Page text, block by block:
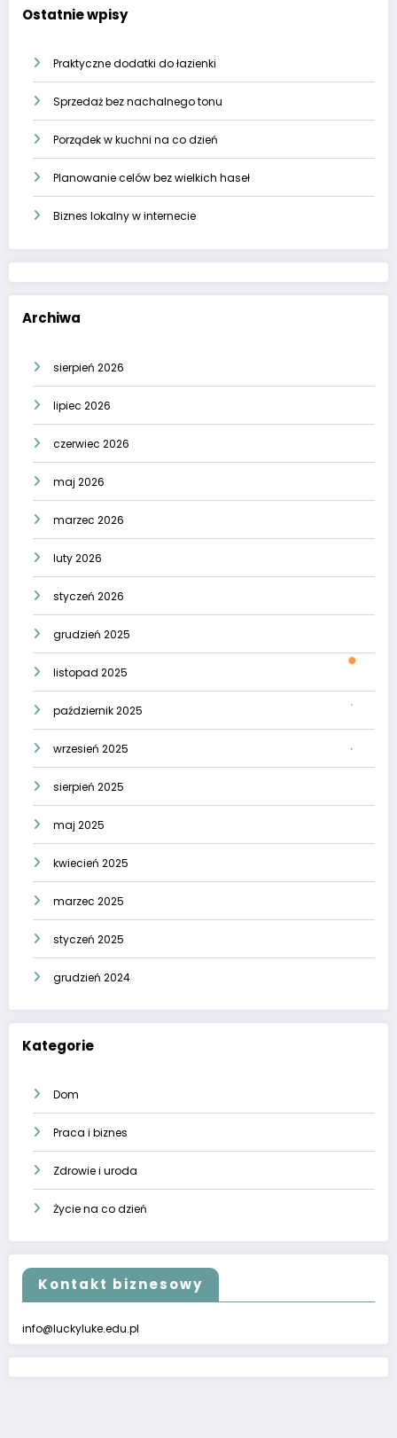
Ostatnie wpisy
Praktyczne dodatki do łazienki
Sprzedaż bez nachalnego tonu
Porządek w kuchni na co dzień
Planowanie celów bez wielkich haseł
Biznes lokalny w internecie
Archiwa
sierpień 2026
lipiec 2026
czerwiec 2026
maj 2026
marzec 2026
luty 2026
styczeń 2026
grudzień 2025
listopad 2025
październik 2025
wrzesień 2025
sierpień 2025
maj 2025
kwiecień 2025
marzec 2025
styczeń 2025
grudzień 2024
Kategorie
Dom
Praca i biznes
Zdrowie i uroda
Życie na co dzień
Kontakt biznesowy
info@luckyluke.edu.pl